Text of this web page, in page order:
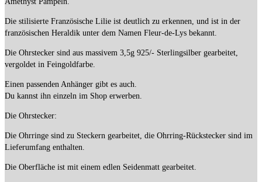
Die stilisierte Französische Lilie ist deutlich zu erkennen, und ist in der
französischen Heraldik unter dem Namen Fleur-de-Lys bekannt.
Die Ohrstecker sind aus massivem 3,5g 925/- Sterlingsilber gearbeitet,
vergoldet in Feingoldfarbe.
Einen passenden Anhänger gibt es auch.
Du kannst ihn einzeln im Shop erwerben.
Die Ohrstecker:
Die Ohrringe sind zu Steckern gearbeitet, die Ohrring-Rückstecker sind im
Lieferumfang enthalten.
Die Oberfläche ist mit einem edlen Seidenmatt gearbeitet.